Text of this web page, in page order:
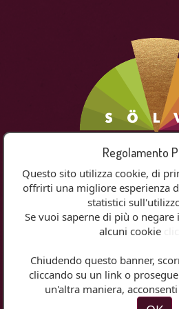
Regolamento
Questo sito utilizza cookie, di
offrirti una migliore esperienza
statistici
Se vuoi saperne di più o
alcuni cookie
Chiudendo questo banner,
cliccando su un link o
un'altra maniera,
MENU
Nei vini